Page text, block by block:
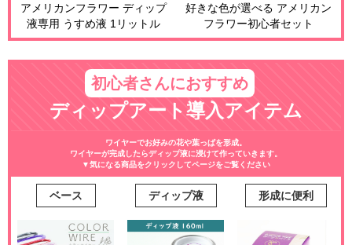
アメリカンフラワー ディップ
液専用 うすめ液 1リットル
好きな色が選べる アメリカン
フラワー初心者セット
初心者さんにおすすめ
ディップアート導入アイテム
ワイヤーでお好みの花や葉っぱを形成。
ワイヤーが完成したらディップ液に浸けて作っていきます。
▼気になる商品をクリックしてページをご覧ください
ベース ディップ液 形成に便利